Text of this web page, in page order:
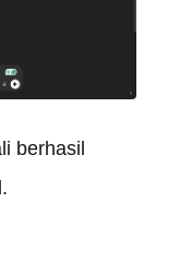
berhasil